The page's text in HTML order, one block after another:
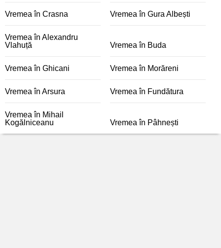
Vremea în Crasna Vremea în Gura Albești
Vremea în Alexandru
Vlahuță
Vremea în Buda
Vremea în Ghicani Vremea în Morăreni
Vremea în Arsura Vremea în Fundătura
Vremea în Mihail
Kogălniceanu
Vremea în Pâhnești